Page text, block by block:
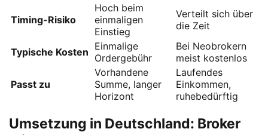
Timing-Risiko
Hoch beim
einmaligen
Einstieg
Verteilt sich über
die Zeit
Typische Kosten Einmalige
Ordergebühr
Bei Neobrokern
meist kostenlos
Passt zu
Vorhandene
Summe, langer
Horizont
Laufendes
Einkommen,
ruhebedürftig
Umsetzung in Deutschland: Broker